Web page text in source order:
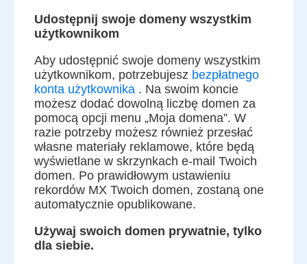
Udostępnij swoje domeny wszystkim
użytkownikom
Aby udostępnić swoje domeny wszystkim
użytkownikom, potrzebujesz bezpłatnego
konta użytkownika . Na swoim koncie
możesz dodać dowolną liczbę domen za
pomocą opcji menu „Moja domena”. W
razie potrzeby możesz również przesłać
własne materiały reklamowe, które będą
wyświetlane w skrzynkach e-mail Twoich
domen. Po prawidłowym ustawieniu
rekordów MX Twoich domen, zostaną one
automatycznie opublikowane.
Używaj swoich domen prywatnie, tylko
dla siebie.